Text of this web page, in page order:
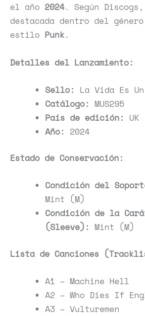
el año 2024. Según
destacada dentro del género
estilo Punk.
Detalles del Lanzamiento:
Sello: La Vida Es Un
Catálogo: MUS295
País de edición: UK
Año: 2024
Estado de Conservación:
Condición del
Mint (M)
Condición de la
(Sleeve): Mint (M)
Lista de Canciones
A1 – Machine Hell
A2 – Who Dies If
A3 – Vulturemen